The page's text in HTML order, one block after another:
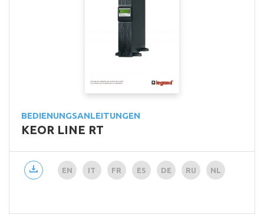
BEDIENUNGSANLEITUNGEN
KEOR LINE RT
EN IT FR ES DE RU NL